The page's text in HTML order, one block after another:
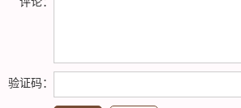
验证码：